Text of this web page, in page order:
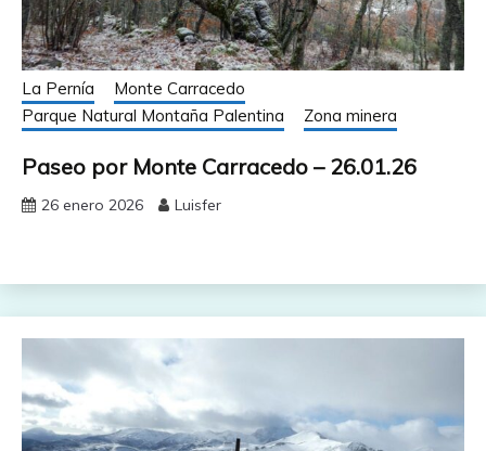
La Pernía
Monte Carracedo
Parque Natural Montaña Palentina
Zona minera
Paseo por Monte Carracedo – 26.01.26
26 enero 2026 Luisfer